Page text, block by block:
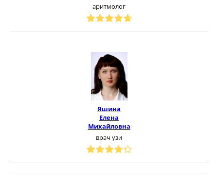
аритмолог
Яшина
Елена
Михайловна
врач узи